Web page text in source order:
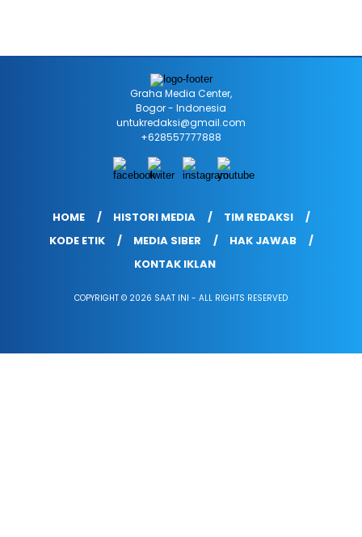
Graha Media Center,
Bogor - Indonesia
untukredaksi@gmail.com
+628557777888
HOME HISTORI MEDIA
TIM REDAKSI
KODE ETIK
MEDIA SIBER
HAK JAWAB
KONTAK IKLAN
COPYRIGHT © 2026 SAAT INI - ALL RIGHTS RESERVED